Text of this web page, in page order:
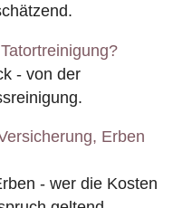
- von der
Erben
- wer die Kosten